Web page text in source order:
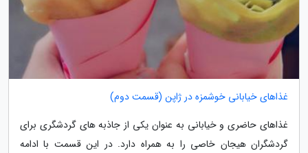
غذاهای خیابانی خوشمزه در ژاپن (قسمت دوم)
غذاهای حاضری و خیابانی به عنوان یکی از جاذبه های گردشگری برای
گردشگران هیجان خاصی را به همراه دارد. در این قسمت با ادامه